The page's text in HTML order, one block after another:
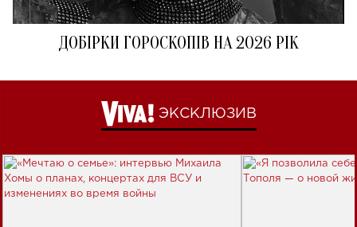
ДОБІРКИ ГОРОСКОПІВ НА 2026 РІК
ЭКСКЛЮЗИВ